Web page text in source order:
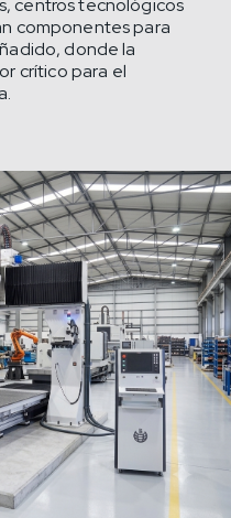
centros tecnológicos
componentes para
donde la
crítico para el